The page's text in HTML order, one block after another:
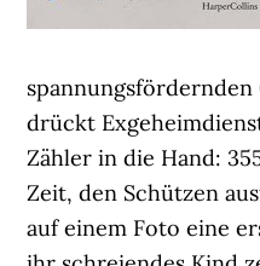
spannungsfördernden
drückt
Zähler in die Hand:
Zeit, den Schützen
auf einem Foto eine